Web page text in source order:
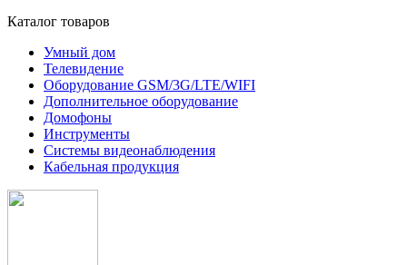
Каталог товаров
Умный дом
Телевидение
Оборудование GSM/3G/LTE/WIFI
Дополнитeльное оборудование
Домофоны
Инструменты
Системы видеонаблюдения
Кабельная продукция